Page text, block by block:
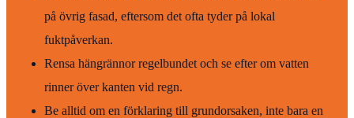
på övrig fasad, eftersom det ofta tyder på lokal
fuktpåverkan.
Rensa hängrännor regelbundet och se efter om vatten
rinner över kanten vid regn.
Be alltid om en förklaring till grundorsaken, inte bara en